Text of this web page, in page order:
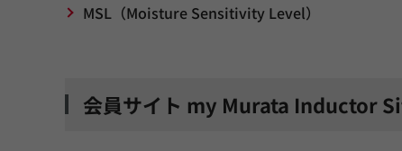
MSL（Moisture Sensitivity Level）
会員サイト my Murata Inductor